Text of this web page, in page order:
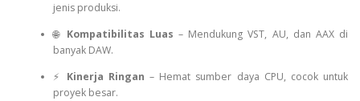
jenis produksi.
🌐 Kompatibilitas Luas – Mendukung VST, AU, dan AAX di
banyak DAW.
⚡ Kinerja Ringan – Hemat sumber daya CPU, cocok untuk
proyek besar.